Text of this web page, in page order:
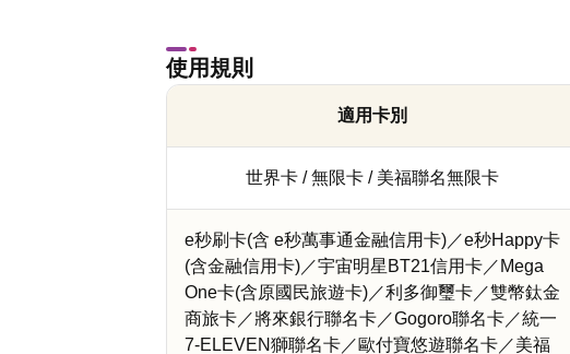
使用規則
適用卡別
世界卡 / 無限卡 / 美福聯名無限卡
e秒刷卡(含 e秒萬事通金融信用卡)／e秒Happy卡
(含金融信用卡)／宇宙明星BT21信用卡／Mega
One卡(含原國民旅遊卡)／利多御璽卡／雙幣鈦金
商旅卡／將來銀行聯名卡／Gogoro聯名卡／統一
7-ELEVEN獅聯名卡／歐付寶悠遊聯名卡／美福